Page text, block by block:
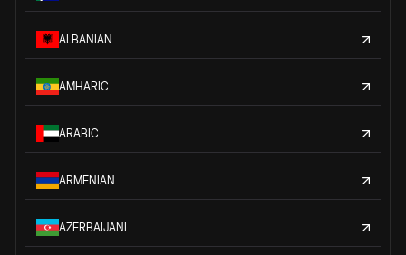
ALBANIAN
AMHARIC
ARABIC
ARMENIAN
AZERBAIJANI